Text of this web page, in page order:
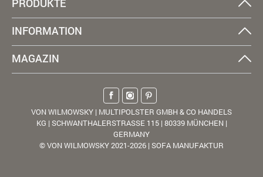
INFORMATION
MAGAZIN
VON WILMOWSKY | MULTIPOLSTER GMBH & CO HANDELS
KG | SCHWANTHALERSTRASSE 115 | 80339 MÜNCHEN |
GERMANY
© VON WILMOWSKY 2021-2026 | SOFA MANUFAKTUR